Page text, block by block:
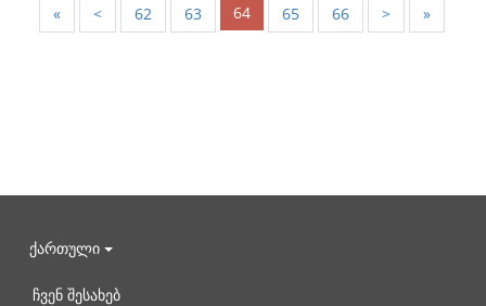
« < 62 63 64 65 66 > »
ქართული
ჩვენ შესახებ